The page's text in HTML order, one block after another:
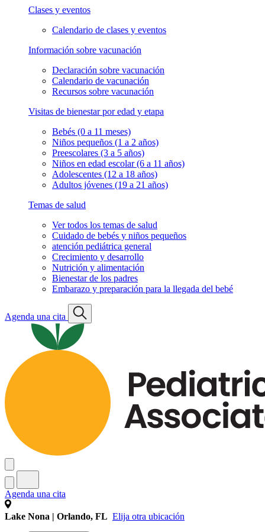
Clases y eventos
Calendario de clases y eventos
Información sobre vacunación
Declaración sobre vacunación
Calendario de vacunación
Recursos sobre vacunación
Visitas de bienestar por edad y etapa
Bebés (0 a 11 meses)
Niños pequeños (1 a 2 años)
Preescolares (3 a 5 años)
Niños en edad escolar (6 a 11 años)
Adolescentes (12 a 18 años)
Adultos jóvenes (19 a 21 años)
Temas de salud
Ver todos los temas de salud
Cuidado de bebés y niños pequeños
atención pediátrica general
Crecimiento y desarrollo
Nutrición y alimentación
Bienestar de los padres
Embarazo y preparación para la llegada del bebé
Agenda una cita
Agenda una cita
Lake Nona | Orlando, FL Elija otra ubicación